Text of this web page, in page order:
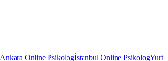
Ankara Online Psikologİstanbul Online PsikologYurt